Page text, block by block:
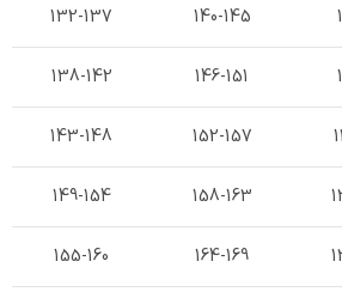
140-145
132-137
146-151
138-142
152-157
143-148
158-163
149-154
164-169
155-160